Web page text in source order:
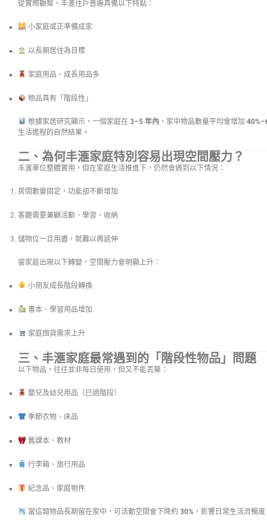
從實際觀察，丰滙住戶普遍具備以下特點：
小家庭或正準備成家
以長期居住為目標
家庭用品、成長用品多
物品具有「階段性」
根據家居研究顯示，一個家庭在 3–5 年內 ，家中物品數量平均會增加
生活進程的自然結果。
二、為何丰滙家庭特別容易出現空間壓力？
丰滙單位整體實用，但在家庭生活推進下，仍然會遇到以下情況：
房間數量固定，功能卻不斷增加
客廳需要兼顧活動、學習、收納
儲物位一旦用盡，就難以再延伸
當家庭出現以下轉變，空間壓力會明顯上升：
小朋友成長階段轉換
書本、學習用品增加
家庭囤貨需求上升
三、丰滙家庭最常遇到的「階段性物品」問題
以下物品，往往並非每日使用，但又不能丟棄：
嬰兒及幼兒用品（已過階段）
季節衣物、床品
舊課本、教材
行李箱、旅行用品
紀念品、家庭物件
當這類物品長期留在家中，可活動空間會下降約 30%，影響日常生活流暢度